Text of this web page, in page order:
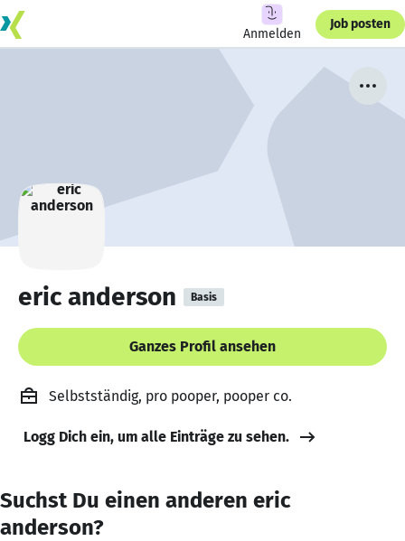
Anmelden
Job posten
eric anderson Basis
Ganzes Profil ansehen
Selbstständig, pro pooper, pooper co.
Logg Dich ein, um alle Einträge zu sehen.
Suchst Du einen anderen eric
anderson?